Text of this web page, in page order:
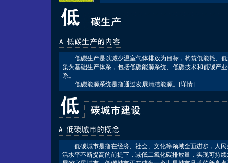
低碳生产是以减少温室气体排放为目标，构筑低能耗、
染为基础生产体系，包括低碳能源系统、低碳技术和低碳产
系。
低碳能源系统是指通过发展清洁能源。 [详情]
低碳城市是指在经济、社会、文化等领域全面进步，人民
活水平不断提高的前提下，减低二氧化碳排放量，实现可持